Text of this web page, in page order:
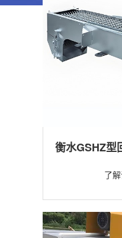
价格：1.08万/台
机,回转式清污机
用途：泵站,污水处
产养殖,化工,纺织,给
了